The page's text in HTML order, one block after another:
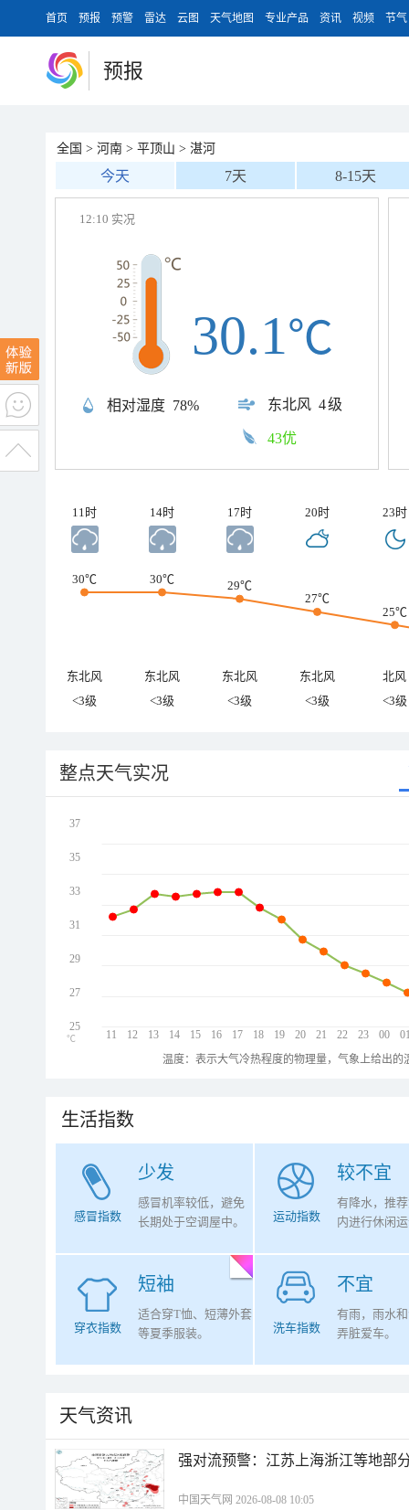
首页 预报 预警 雷达 云图 天气地图 专业产品 资讯 视频 节气
预报
全国 > 河南 > 平顶山 > 湛河
今天 7天 8-15天
12:10 实况
相对湿度 78% 东北风 4级
30.1℃
43优
11时 14时 17时 20时 23时
30℃ 30℃
29℃
27℃
25℃
东北风 东北风 东北风 东北风
北风
<3级
<3级 <3级 <3级 <3级
整点天气实况
11 12 13 14 15 16 17 18 19 20 21 22 23 00
37
35
33
31
29
27
25
℃
温度：表示大气冷热程度的物理量，气象上给出
生活指数
少发
感冒指数
感冒机率较低，避免
长期处于空调屋中。
较不宜
运动指数
有降水，推
内进行休闲
短袖
穿衣指数
适合穿T恤、短薄外套
等夏季服装。
不宜
洗车指数
有雨，雨水
弄脏爱车。
天气资讯
强对流预警：江苏上海浙江等地部
中国天气网 2026-08-08 10:05